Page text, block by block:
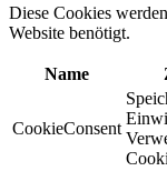
Diese Cookies
Website benötigt.
Name
CookieConsent